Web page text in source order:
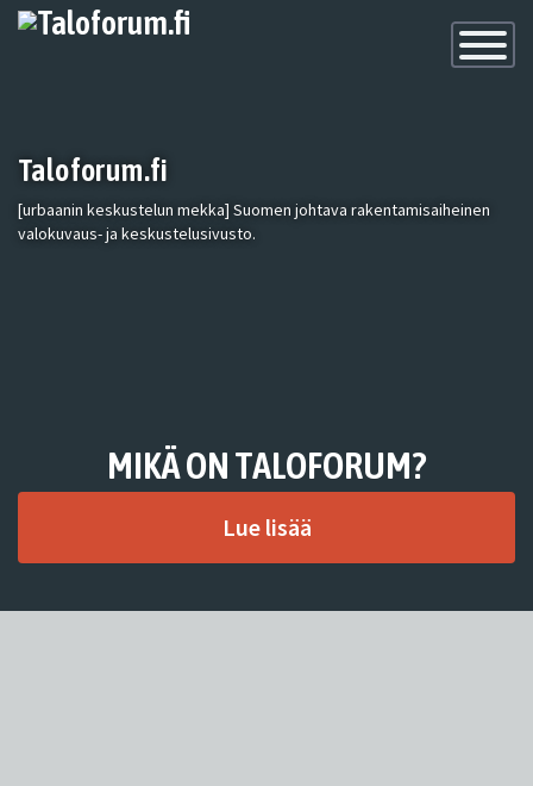
Toggle
Taloforum.fi
[urbaanin keskustelun mekka] Suomen johtava rakentamisaiheinen
valokuvaus- ja keskustelusivusto.
MIKÄ ON TALOFORUM?
Lue lisää